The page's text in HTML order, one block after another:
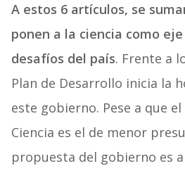
A estos 6 artículos, se
ponen a la ciencia como
desafíos del país. Frente a
Plan de Desarrollo inicia la
este gobierno. Pese a que
Ciencia es el de menor
propuesta del gobierno es